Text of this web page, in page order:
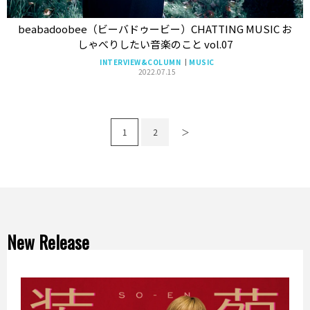
beabadoobee（ビーバドゥービー）CHATTING MUSIC お
しゃべりしたい音楽のこと vol.07
INTERVIEW&COLUMN
MUSIC
2022.07.15
1 2 ＞
New Release